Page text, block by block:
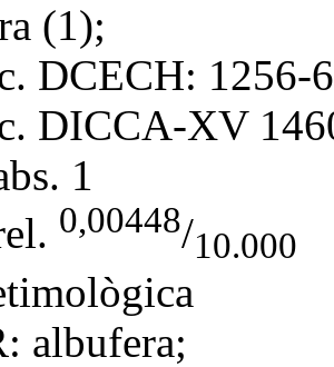
(1);
DCECH: 1256-
DICCA-XV
1
0,00448/10.000
albufera;